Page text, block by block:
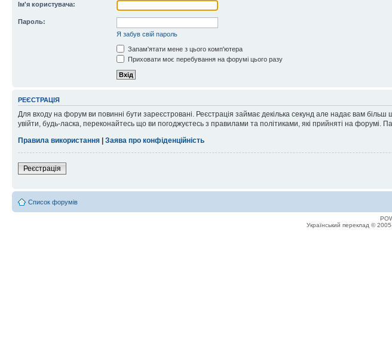
Ім'я користувача:
Пароль:
Я забув свій пароль
Запам'ятати мене з цього комп'ютера
Приховати моє перебування на форумі цього разу
РЕЄСТРАЦІЯ
Для входу на форум ви повинні бути зареєстровані. Реєстрація займає декілька секунд але надає вам
увійти, будь-ласка, переконайтесь що ви погоджуєтесь з правилами та політиками, які прийняті на
Правила використання | Заява про конфіденційність
Реєстрація
Список форумів
Український переклад ©